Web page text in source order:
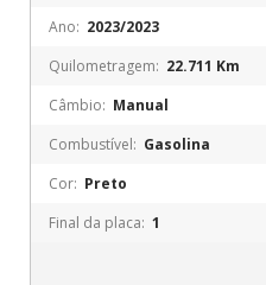
Ano: 2023/2023
Quilometragem: 22.711 Km
Câmbio: Manual
Combustível: Gasolina
Cor: Preto
Final da placa: 1